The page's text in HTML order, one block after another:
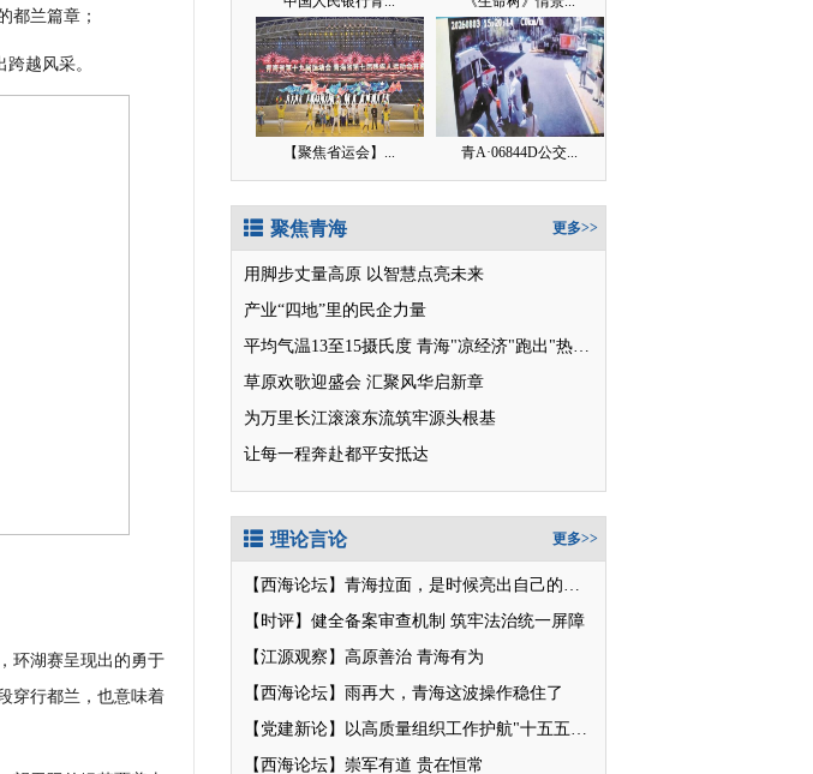
兰篇章；
越风采。
环湖赛呈现出的勇于
穿行都兰，也意味着
【聚焦省运会】... 青A·06844D公交...
聚焦青海 更多>>
用脚步丈量高原 以智慧点亮未来
产业“四地”里的民企力量
平均气温13至15摄氏度 青海"凉经济"跑出"热消费"
草原欢歌迎盛会 汇聚风华启新章
为万里长江滚滚东流筑牢源头根基
让每一程奔赴都平安抵达
理论言论 更多>>
【西海论坛】青海拉面，是时候亮出自己的招牌了
【时评】健全备案审查机制 筑牢法治统一屏障
【江源观察】高原善治 青海有为
【西海论坛】雨再大，青海这波操作稳住了
【党建新论】以高质量组织工作护航"十五五"新征程
【西海论坛】崇军有道 贵在恒常